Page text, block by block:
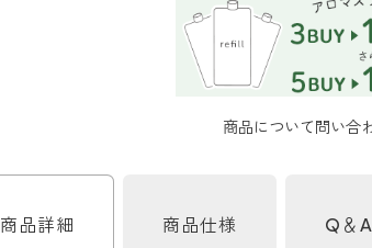
商品詳細 商品仕様 Q＆A